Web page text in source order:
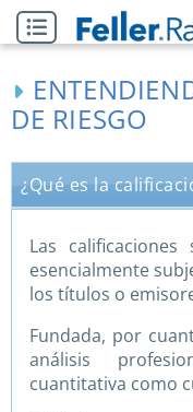
DE RIESGO
¿Qué es la
Proceso de
Beneficios
Las
esencialmente
los títulos o
Fundada, por
análisis
cuantitativa como